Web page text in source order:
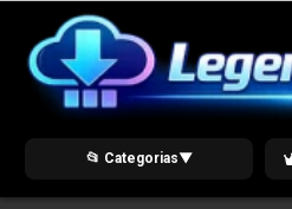
content
📂 Categorias▼